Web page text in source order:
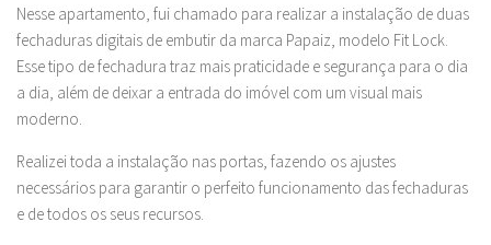
Nesse apartamento, fui chamado para realizar a instalação de duas
fechaduras digitais de embutir da marca Papaiz, modelo Fit Lock.
Esse tipo de fechadura traz mais praticidade e segurança para o dia
a dia, além de deixar a entrada do imóvel com um visual mais
moderno.
Realizei toda a instalação nas portas, fazendo os ajustes
necessários para garantir o perfeito funcionamento das fechaduras
e de todos os seus recursos.